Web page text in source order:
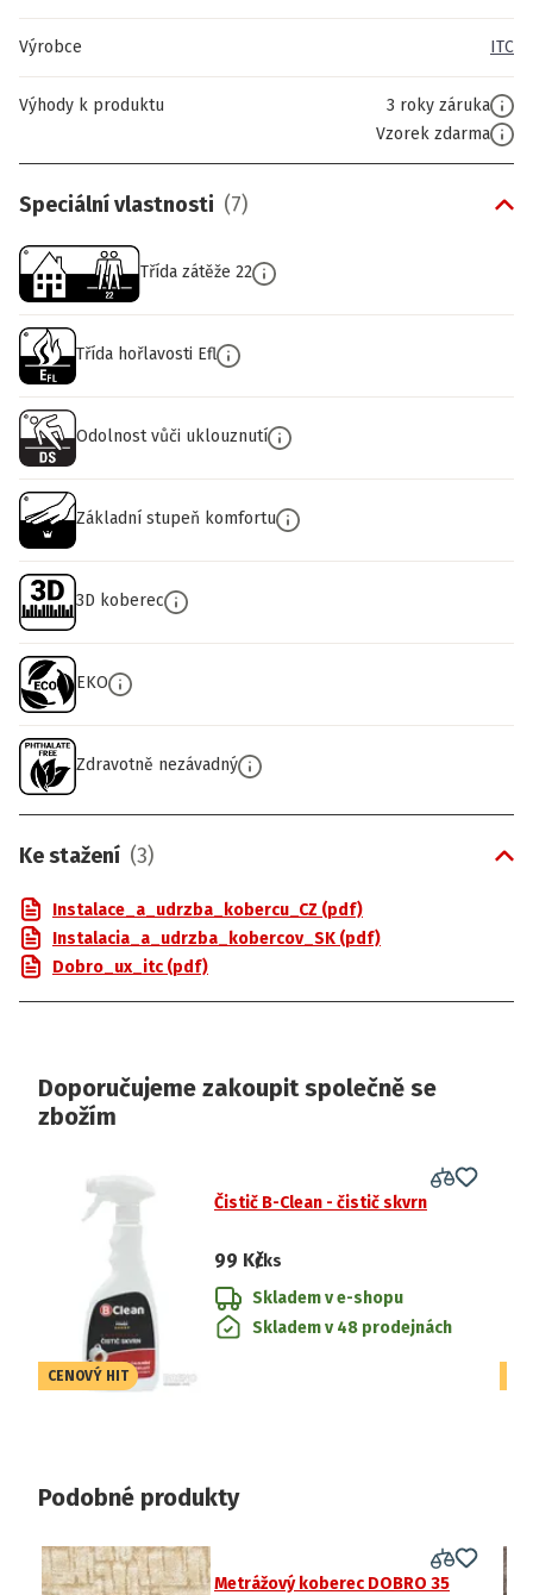
Výrobce ITC
Výhody k produktu
3 roky záruka
Vzorek zdarma
Speciální vlastnosti (7)
Třída zátěže 22
Třída hořlavosti Efl
Odolnost vůči uklouznutí
Základní stupeň komfortu
3D koberec
EKO
Zdravotně nezávadný
Ke stažení (3)
Instalace_a_udrzba_kobercu_CZ (pdf)
Instalacia_a_udrzba_kobercov_SK (pdf)
Dobro_ux_itc (pdf)
Doporučujeme zakoupit společně se
zbožím
CENOVÝ HIT
Čistič B-Clean - čistič skvrn
99 Kč/ks
Skladem v e-shopu
Skladem v 48 prodejnách
Podobné produkty
Metrážový koberec DOBRO 35